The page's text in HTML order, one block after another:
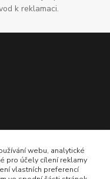
k reklamaci.
webu, analytické
pro účely cílení reklamy
vlastních preferencí